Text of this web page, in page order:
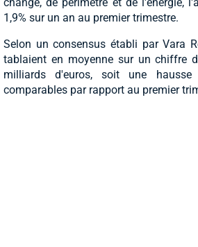
1,9% sur un an au premier trimestre.
Selon un consensus établi par Vara
tablaient en moyenne sur un chiffre
milliards d'euros, soit une
comparables par rapport au premier